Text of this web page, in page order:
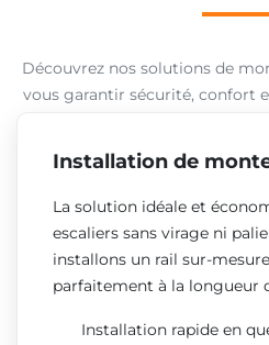
Découvrez nos solutions de
vous garantir sécurité, confort
Installation de
La solution idéale et
escaliers sans virage ni
installons un rail sur-
parfaitement à la longueur
Installation rapide en